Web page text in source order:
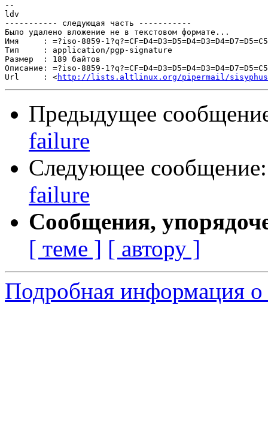
--
ldv
----------- следующая часть -----------
Было удалено вложение не в текстовом формате...
Имя     : =?iso-8859-
Тип     : application/pgp-signature
Размер  : 189 байтов
Описание: =?iso-8859-
Url     : <http://lists.altlinux.org/pipermail/sisyphus/
Предыдущее
failure
Следующее
failure
Сообщения,
[ теме ] [ автору ]
Подробная информация о